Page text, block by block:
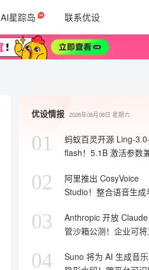
AI星踪岛 联系优设
优设情报 2026年08月08日 星期六
01
蚂蚁百灵开源 Ling-3.0-
flash！5.1B 激活参数
02
阿里推出 CosyVoice
Studio！整合语音生成
03
Anthropic 开放
管沙箱公测！企业可将
04
Suno 将为 AI 生成音